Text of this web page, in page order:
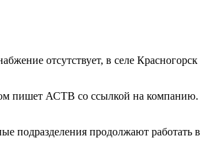
отсутствует, в селе Красногорск
пишет АСТВ со ссылкой на компанию.
подразделения продолжают работать в